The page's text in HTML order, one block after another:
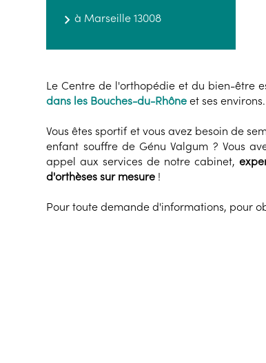
à Marseille 13008
Le Centre de l'orthopédie et du bien-être
dans les Bouches-du-Rhôneet ses environs.
Vous êtes sportif et vous avez besoin de
enfant souffre de Génu Valgum ? Vous
appel aux services de notre cabinet,
d'orthèses sur mesure !
Pour toute demande d'informations, pour